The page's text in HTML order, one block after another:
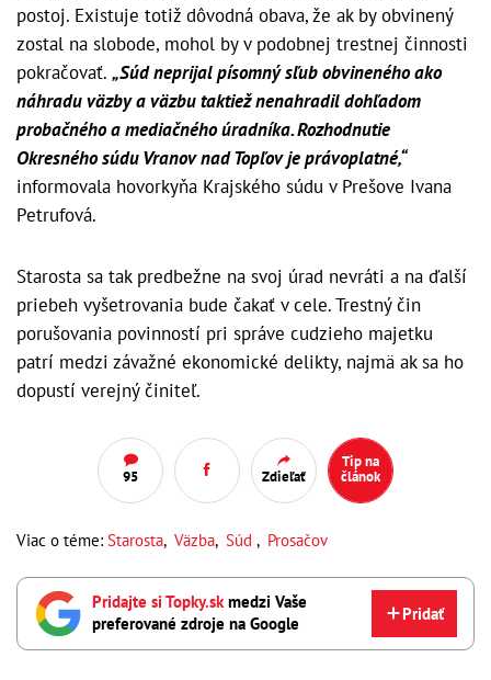
postoj. Existuje totiž dôvodná obava, že ak by obvinený
zostal na slobode, mohol by v podobnej trestnej činnosti
pokračovať. „Súd neprijal písomný sľub obvineného ako
náhradu väzby a väzbu taktiež nenahradil dohľadom
probačného a mediačného úradníka. Rozhodnutie
Okresného súdu Vranov nad Topľov je právoplatné,“
informovala hovorkyňa Krajského súdu v Prešove Ivana
Petrufová.
Starosta sa tak predbežne na svoj úrad nevráti a na ďalší
priebeh vyšetrovania bude čakať v cele. Trestný čin
porušovania povinností pri správe cudzieho majetku
patrí medzi závažné ekonomické delikty, najmä ak sa ho
dopustí verejný činiteľ.
95 Zdieľať
Tip na
článok
Viac o téme: Starosta, Väzba, Súd , Prosačov
Pridajte si Topky.skmedzi Vaše
preferované zdroje na Google
Pridať